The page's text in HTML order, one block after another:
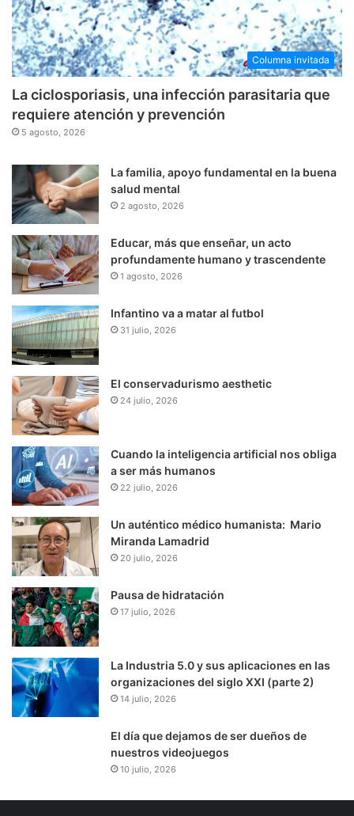
Columna invitada
La ciclosporiasis, una infección parasitaria que
requiere atención y prevención
5 agosto, 2026
La familia, apoyo fundamental en la buena
salud mental
2 agosto, 2026
Educar, más que enseñar, un acto
profundamente humano y trascendente
1 agosto, 2026
Infantino va a matar al futbol
31 julio, 2026
El conservadurismo aesthetic
24 julio, 2026
Cuando la inteligencia artificial nos obliga
a ser más humanos
22 julio, 2026
Un auténtico médico humanista: Mario
Miranda Lamadrid
20 julio, 2026
Pausa de hidratación
17 julio, 2026
La Industria 5.0 y sus aplicaciones en las
organizaciones del siglo XXI (parte 2)
14 julio, 2026
El día que dejamos de ser dueños de
nuestros videojuegos
10 julio, 2026